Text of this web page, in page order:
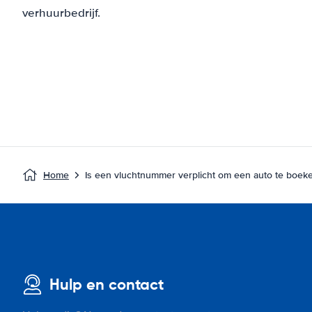
verhuurbedrijf.
Home Is een vluchtnummer verplicht om een auto te
Hulp en contact